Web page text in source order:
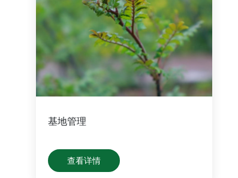
基地管理
查看详情